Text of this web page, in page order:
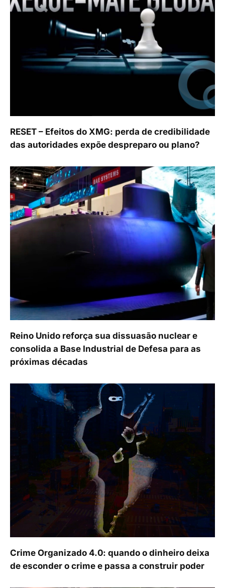
RESET – Efeitos do XMG: perda de credibilidade
das autoridades expõe despreparo ou plano?
Reino Unido reforça sua dissuasão nuclear e
consolida a Base Industrial de Defesa para as
próximas décadas
Crime Organizado 4.0: quando o dinheiro deixa
de esconder o crime e passa a construir poder